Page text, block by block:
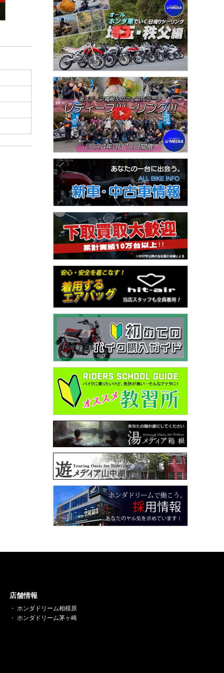
店舗情報
ホンダドリーム相模原
ホンダドリーム茅ヶ崎